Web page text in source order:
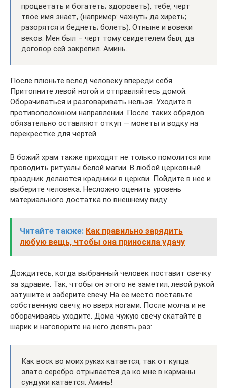
процветать и богатеть; здороветь), тебе, черт
твое имя знает, (например: чахнуть да хиреть;
разорятся и беднеть; болеть). Отныне и вовеки
веков. Мен был – черт тому свидетелем был, да
договор сей закрепил. Аминь.
После плюньте вслед человеку впереди себя.
Притопните левой ногой и отправляйтесь домой.
Оборачиваться и разговаривать нельзя. Уходите в
противоположном направлении. После таких обрядов
обязательно оставляют откуп — монеты и водку на
перекрестке для чертей.
В божий храм также приходят не только помолится или
проводить ритуалы белой магии. В любой церковный
праздник делаются крадники в церкви. Пойдите в нее и
выберите человека. Несложно оценить уровень
материального достатка по внешнему виду.
Читайте также: Как правильно зарядить
любую вещь, чтобы она приносила удачу
Дождитесь, когда выбранный человек поставит свечку
за здравие. Так, чтобы он этого не заметил, левой рукой
затушите и заберите свечу. На ее место поставьте
собственную свечу, но вверх ногами. После молча и не
оборачиваясь уходите. Дома чужую свечу скатайте в
шарик и наговорите на него девять раз:
Как воск во моих руках катается, так от купца
злато серебро отрывается да ко мне в карманы
сундуки катается. Аминь!